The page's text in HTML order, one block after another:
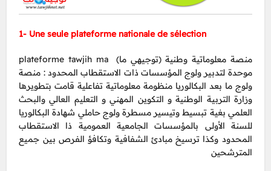
1- Une seule plateforme nationale de sélection
منصة معلوماتية وطنية (توجيهي ما) plateforme tawjih ma
موحدة لتدبير ولوج المؤسسات ذات الاستقطاب المحدود : منصة
ولوج ما بعد البكالوريا منظومة معلوماتية تفاعلية قامت بتطويرها
وزارة التربية الوطنية و التكوين المهني و التعليم العالي والبحث
العلمي بغية تبسيط وتيسير مسطرة ولوج حاملي شهادة البكالوريا
للسنة الأولى بالمؤسسات الجامعية العمومية ذا الاستقطاب
المحدود وكذا ترسيخ مبادئ الشفافية وتكافؤ الفرص بين جميع
المترشحين